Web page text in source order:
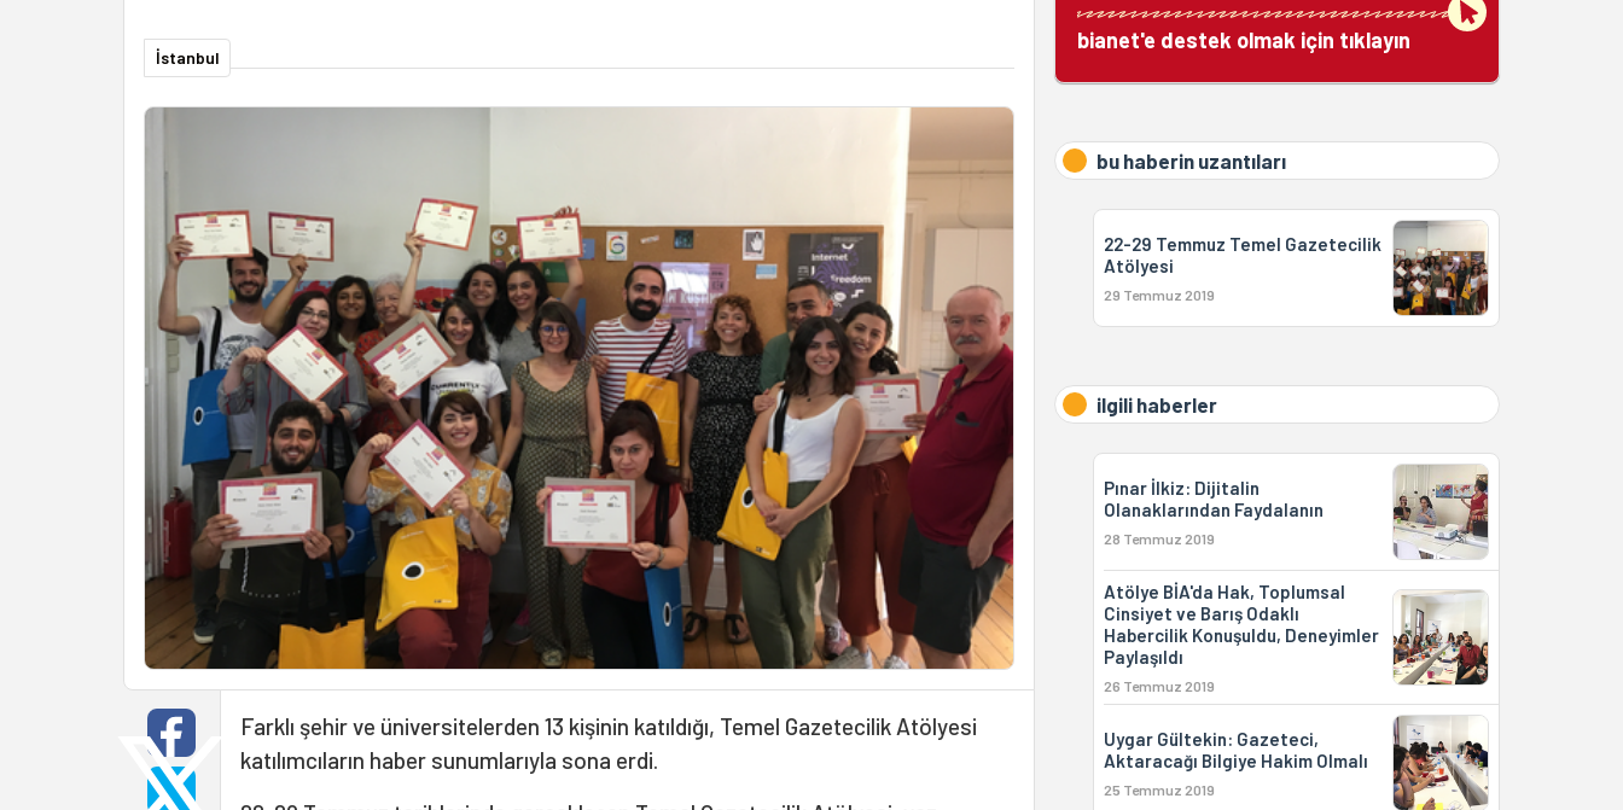
İstanbul
Farklı şehir ve üniversitelerden 13 kişinin katıldığı, Temel Gazetecilik Atölyesi
katılımcıların haber sunumlarıyla sona erdi.
bianet'e destek olmak için tıklayın
bu haberin uzantıları
22-29 Temmuz Temel Gazetecilik
Atölyesi
29 Temmuz 2019
ilgili haberler
Pınar İlkiz: Dijitalin
Olanaklarından Faydalanın
28 Temmuz 2019
Atölye BİA'da Hak, Toplumsal
Cinsiyet ve Barış Odaklı
Habercilik Konuşuldu, Deneyimler
Paylaşıldı
26 Temmuz 2019
Uygar Gültekin: Gazeteci,
Aktaracağı Bilgiye Hakim Olmalı
25 Temmuz 2019